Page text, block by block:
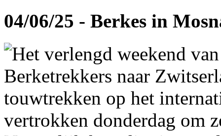
04/06/25 - Berkes in
Het verlengd weekend
Berketrekkers naar
touwtrekken op het
vertrokken donderdag om